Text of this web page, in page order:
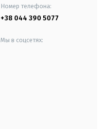
Номер телефона:
+38 044 390 5077
Мы в соцсетях: